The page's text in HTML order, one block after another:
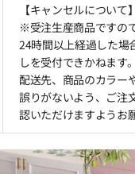
【キャンセルについて】
※受注生産商品ですの
24時間以上経過した場
しを受付できかねます。
配送先、商品のカラー
誤りがないよう、ご注
認いただけますようお